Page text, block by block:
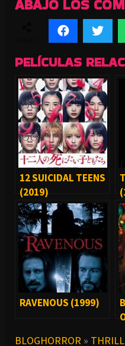
ABAJO LOS
PELÍCULAS
12 SUICIDAL TEENS
(2019)
RAVENOUS (1999)
BLOGHORROR »